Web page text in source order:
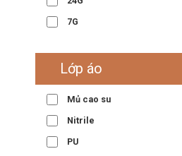
7G
Lớp áo
Mủ cao su
Nitrile
PU